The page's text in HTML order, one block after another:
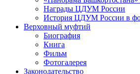
Награды ЦДУМ России
История ЦДУМ России в
Верховный муфтий
Биография
Книга
Фильм
Фотогалерея
Законодательство